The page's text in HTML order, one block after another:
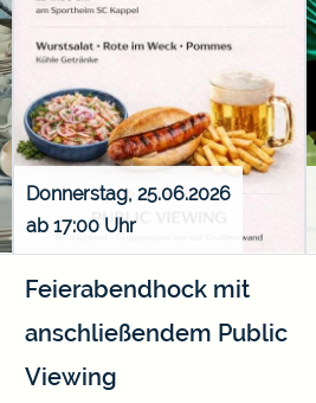
Donnerstag, 25.06.2026
ab 17:00
Feierabendhock mit
anschließendem Public
Viewing